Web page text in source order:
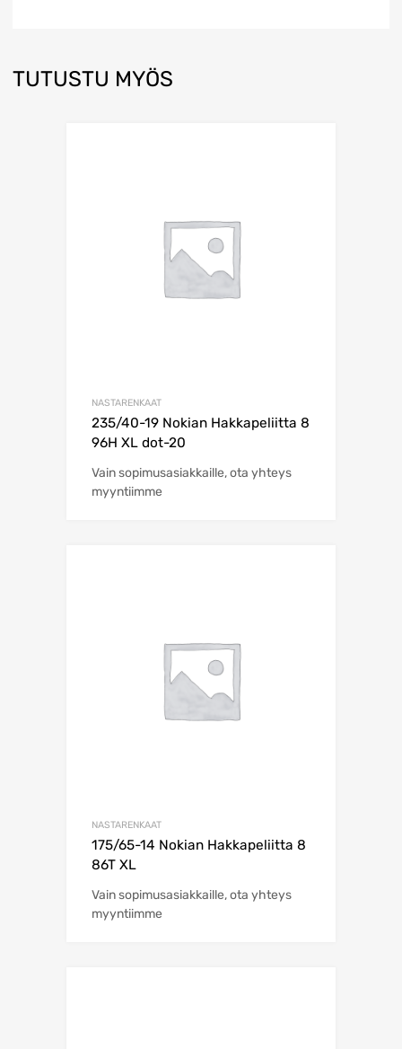
TUTUSTU MYÖS
NASTARENKAAT
235/40-19 Nokian Hakkapeliitta 8
96H XL dot-20
Vain sopimusasiakkaille, ota yhteys
myyntiimme
NASTARENKAAT
175/65-14 Nokian Hakkapeliitta 8
86T XL
Vain sopimusasiakkaille, ota yhteys
myyntiimme